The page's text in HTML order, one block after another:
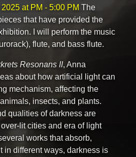
2025at PM ‐ 5:00 PM The
that have provided the
I will perform the music
flute, and bass flute.
Resonans II, Anna
about how artificial light can
mechanism, affecting the
insects, and plants.
qualities of darkness are
lit cities and era of light
works that absorb,
in different ways, darkness is